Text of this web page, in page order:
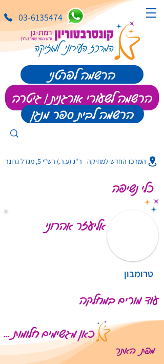
03-6135474
הרשמה לשעורי אורגנית | גיטרה
הרשמה לבית ספר מנגן
הרשמה לפרטני
המרכז החדש למוזיקה - ר"ג (ע.ר.) רש"י 5, מגדל גרונר
כלי נשיפה
אליעזר אהרוני
טרומבון
עוד מורים במחלקה
מפת האתר
כאן מגשימים חלומות ...